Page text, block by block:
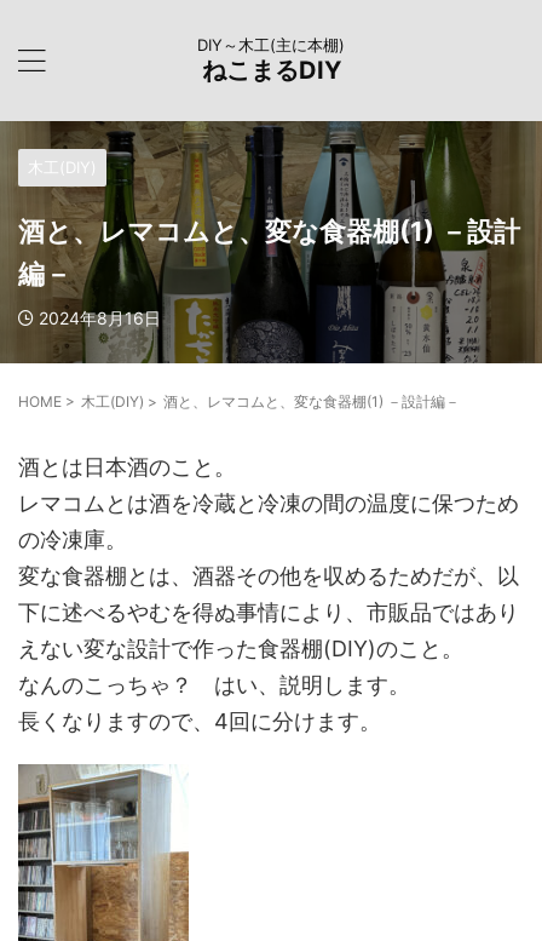
DIY～木工(主に本棚)
ねこまるDIY
木工(DIY)
酒と、レマコムと、変な食器棚(1) －設計
編－
2024年8月16日
HOME > 木工(DIY) > 酒と、レマコムと、変な食器棚(1) －設計編－
酒とは日本酒のこと。
レマコムとは酒を冷蔵と冷凍の間の温度に保つため
の冷凍庫。
変な食器棚とは、酒器その他を収めるためだが、以
下に述べるやむを得ぬ事情により、市販品ではあり
えない変な設計で作った食器棚(DIY)のこと。
なんのこっちゃ？ はい、説明します。
長くなりますので、4回に分けます。